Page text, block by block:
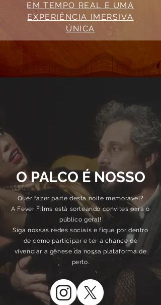
EM TEMPO REAL E UMA
EXPERIÊNCIA IMERSIVA
ÚNICA
O PALCO É NOSSO
Quer fazer parte desta noite memorável?
A Fever Films está sorteando convites para o
público geral!
Siga nossas redes sociais e fique por dentro
de como participar e ter a chance de
vivenciar a gênese da nossa plataforma de
perto.